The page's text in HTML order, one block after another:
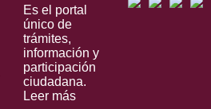
Es el portal
único de
trámites,
información y
participación
ciudadana.
Leer más